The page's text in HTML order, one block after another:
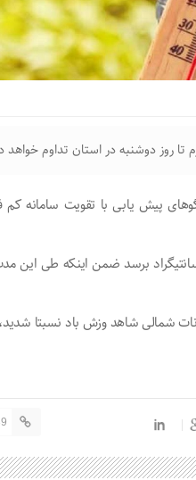
تا روز دوشنبه در استان تداوم
پیش یابی با تقویت سامانه کم
بیشینه دما تا حدود ۴۵ درجه سانتیگراد برسد
شمالی شاهد وزش باد نسبتا شدید،